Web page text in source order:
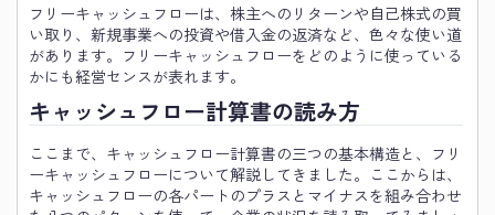
フリーキャッシュフローは、株主へのリターンや自己株式の買
い取り、新規事業への投資や借入金の返済など、色々な使い道
があります。フリーキャッシュフローをどのように使っている
かにも経営センスが表れます。
キャッシュフロー計算書の読み方
ここまで、キャッシュフロー計算書の三つの基本構造と、フリ
ーキャッシュフローについて解説してきました。ここからは、
キャッシュフローの各パートのプラスとマイナスを組み合わせ